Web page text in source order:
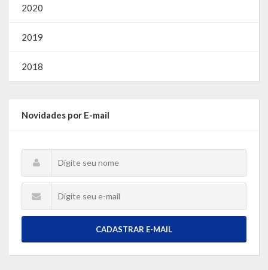
2020
2019
2018
Novidades por E-mail
CADASTRAR E-MAIL